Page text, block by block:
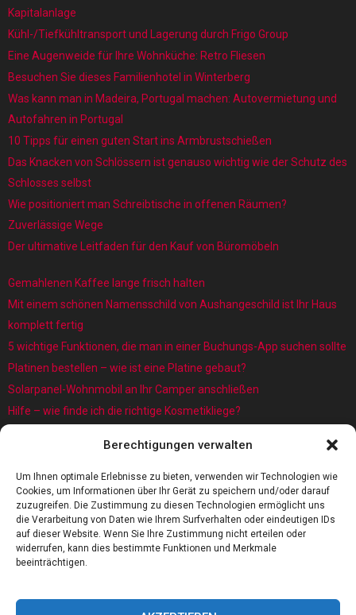
Berechtigungen verwalten
Um Ihnen optimale Erlebnisse zu bieten, verwenden wir Technologien wie
Cookies, um Informationen über Ihr Gerät zu speichern und/oder darauf
zuzugreifen. Die Zustimmung zu diesen Technologien ermöglicht uns
die Verarbeitung von Daten wie Ihrem Surfverhalten oder eindeutigen IDs
auf dieser Website. Wenn Sie Ihre Zustimmung nicht erteilen oder
widerrufen, kann dies bestimmte Funktionen und Merkmale
beeinträchtigen.
Kapitalanlage
Kühl-/Tiefkühltransport und Lagerung durch Frigo Group
Eine Augenweide für Ihre Wohnküche: Retro Fliesen
Besuchen Sie dieses Familienhotel in Winterberg
Was kann man in Madeira, Portugal machen: Autovermietung und
Autofahren in Portugal
10 Tipps für einen guten Start ins Armbrustschießen
Das Knacken von Schlössern ist genauso wichtig wie der Schutz des
Schlosses selbst
Wie positioniert man Schreibtische in offenen Räumen?
Zuverlässige Wege
Der ultimative Leitfaden für den Kauf von Büromöbeln
Gemahlenen Kaffee lange frisch halten
Mit einem schönen Namensschild von Aushangeschild ist Ihr Haus
komplett fertig
5 wichtige Funktionen, die man in einer Buchungs-App suchen sollte
Platinen bestellen – wie ist eine Platine gebaut?
Solarpanel-Wohnmobil an Ihr Camper anschließen
Hilfe – wie finde ich die richtige Kosmetikliege?
Kaffee rösten: Das Röstverfahren ist wichtig für das Aroma
5 Gründe, warum jedes Baby einen Baby Schwimmring benötigt